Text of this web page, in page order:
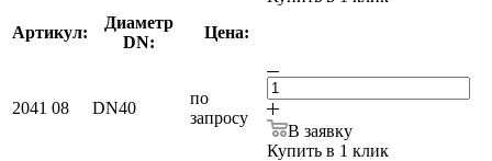
Артикул:
Диаметр
DN:
Цена:
2041 08 DN40
по
запросу
В заявку
Купить в 1 клик